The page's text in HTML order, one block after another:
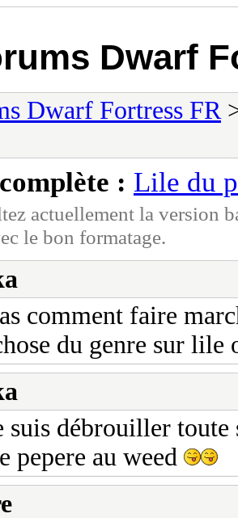
Dwarf
Dwarf Fortress FR
: Lile du
actuellement la version
le bon formatage.
comment faire
du genre sur lile
suis débrouiller
pepere au weed